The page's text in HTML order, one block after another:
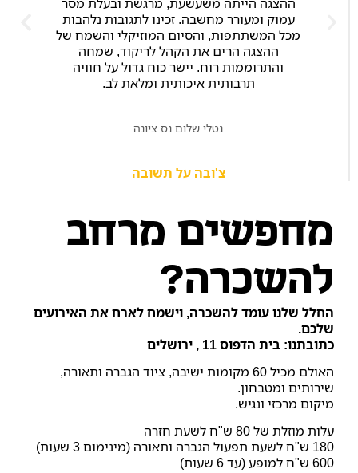
עמוק ומעורר מחשבה. זכינו לתגובות נלהבות
מכל המשתתפות, והסיום המוזיקלי והשמח של
ההצגה הרים את הקהל לריקוד, שמחה
והתרוממות רוח. יישר כוח גדול על חוויה
תרבותית איכותית ומלאת לב.
נטלי שלום נס ציונה
צ'ובה על תשובה
מחפשים מרחב
להשכרה?
החלל שלנו עומד להשכרה, וישמח לארח את האירועים
שלכם.
כתובתנו: בית הדפוס 11 , ירושלים
האולם מכיל 60 מקומות ישיבה, ציוד הגברה ותאורה,
שירותים ומטבחון.
מיקום מרכזי ונגיש.
עלות מוזלת של 80 ש"ח לשעת חזרה
180 ש"ח לשעת תפעול הגברה ותאורה (מינימום 3 שעות)
600 ש"ח למופע (עד 6 שעות)